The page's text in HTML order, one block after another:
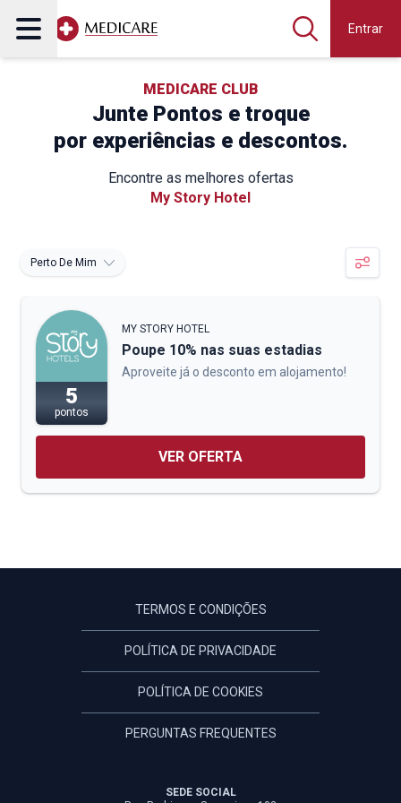
Entrar
MEDICARE CLUB
Junte Pontos e troque
por experiências e descontos.
Encontre as melhores ofertas
My Story Hotel
Perto De Mim
5
pontos
MY STORY HOTEL
Poupe 10% nas suas estadias
Aproveite já o desconto em alojamento!
VER OFERTA
TERMOS E CONDIÇÕES
POLÍTICA DE PRIVACIDADE
POLÍTICA DE COOKIES
PERGUNTAS FREQUENTES
SEDE SOCIAL